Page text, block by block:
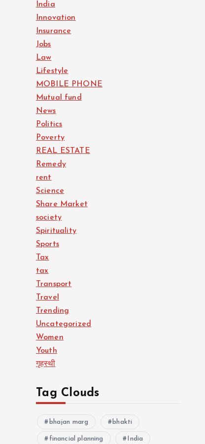
India
Innovation
Insurance
Jobs
Law
Lifestyle
MOBILE PHONE
Mutual fund
News
Politics
Poverty
REAL ESTATE
Remedy
rent
Science
Share Market
society
Spirituality
Sports
Tax
tax
Transport
Travel
Trending
Uncategorized
Women
Youth
गृहस्थी
Tag Clouds
bhajan marg bhakti
financial planning India